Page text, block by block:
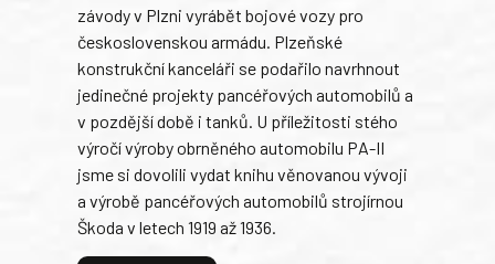
závody v Plzni vyrábět bojové vozy pro
československou armádu. Plzeňské
konstrukční kanceláři se podařilo navrhnout
jedinečné projekty pancéřových automobilů a
v pozdější době i tanků. U příležitosti stého
výročí výroby obrněného automobilu PA-II
jsme si dovolili vydat knihu věnovanou vývoji
a výrobě pancéřových automobilů strojírnou
Škoda v letech 1919 až 1936.